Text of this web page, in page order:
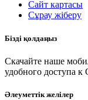
Сайт картасы
Сұрау жіберу
Бізді қолдаңыз
Скачайте наше
удобного доступа к
Әлеуметтік желілер